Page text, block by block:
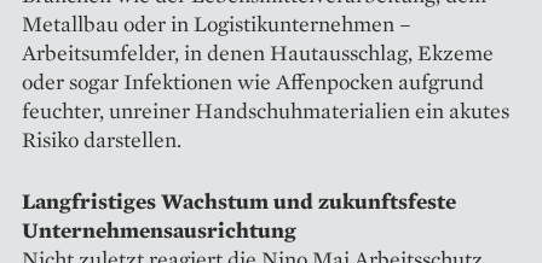
Metallbau oder in Logistikunternehmen –
Arbeitsumfelder, in denen Hautausschlag, Ekzeme
oder sogar Infektionen wie Affenpocken aufgrund
feuchter, unreiner Handschuhmaterialien ein akutes
Risiko darstellen.
Langfristiges Wachstum und zukunftsfeste
Unternehmensausrichtung